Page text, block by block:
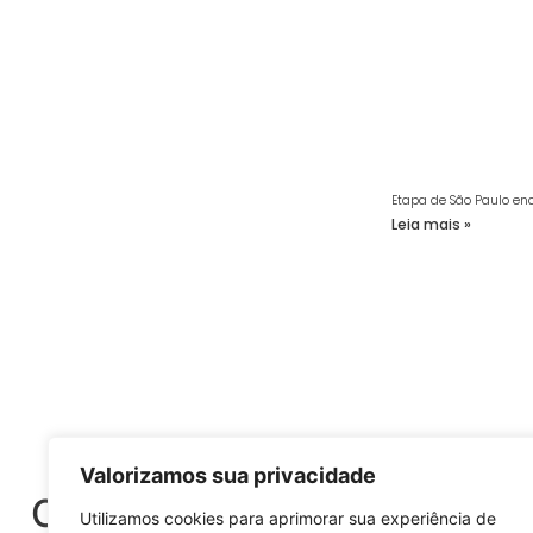
Valorizamos sua privacidade
Utilizamos cookies para aprimorar sua experiência de
Etapa de São Paulo
Leia mais »
O Sobre as Águas é um